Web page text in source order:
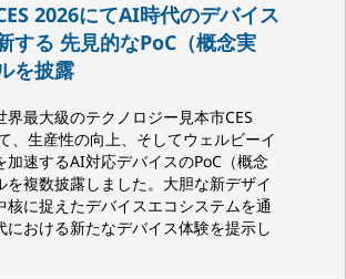
2026にてAI時代のデバイス
する 先見的なPoC（概念実
を披露
界最大級のテクノロジー見本市CES
、生産性の向上、そしてウェルビーイ
加速するAI対応デバイスのPoC（概念
を複数披露しました。大胆な新デザイ
核に捉えたデバイスエコシステムを通
における新たなデバイス体験を提示し